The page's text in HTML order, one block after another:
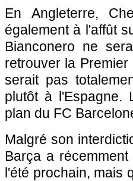
En Angleterre,
également à l'affût
Bianconero ne
retrouver la
serait pas
plutôt à l'Espagne.
plan du FC
Malgré son
Barça a
l'été prochain, mais